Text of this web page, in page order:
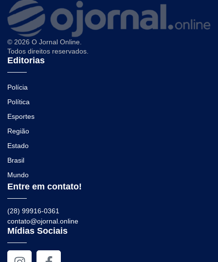
© 2026 O Jornal Online.
Todos direitos reservados.
Editorias
Polícia
Política
Esportes
Região
Estado
Brasil
Mundo
Entre em contato!
(28) 99916-0361
contato@ojornal.online
Mídias Sociais